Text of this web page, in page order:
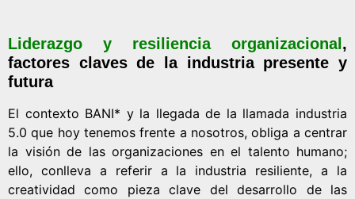
Liderazgo y resiliencia organizacional ,
factores claves de la industria presente y
futura
El contexto BANI* y la llegada de la llamada industria
5.0 que hoy tenemos frente a nosotros, obliga a centrar
la visión de las organizaciones en el talento humano;
ello, conlleva a referir a la industria resiliente, a la
creatividad como pieza clave del desarrollo de las